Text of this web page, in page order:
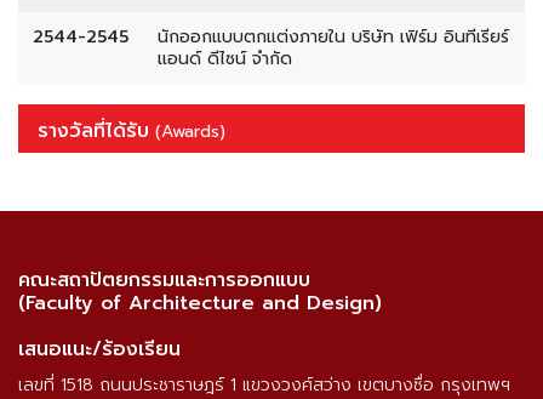
2544-2545
นักออกแบบตกแต่งภายใน บริษัท เฟิร์ม อินทีเรียร์
แอนด์ ดีไซน์ จำกัด
รางวัลที่ได้รับ (Awards)
คณะสถาปัตยกรรมและการออกแบบ
(Faculty of Architecture and Design)
เสนอแนะ/ร้องเรียน
เลขที่ 1518 ถนนประชาราษฎร์ 1 แขวงวงศ์สว่าง เขตบางซื่อ กรุงเทพฯ